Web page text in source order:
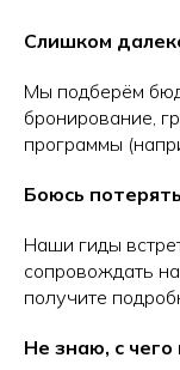
Слишком
Мы подберём
бронирование,
программы
Боюсь
Наши гиды
сопровождать
получите
Не знаю, с чего